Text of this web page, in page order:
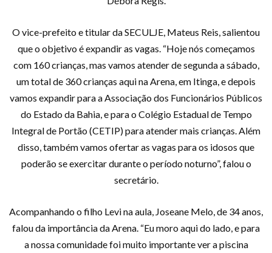
O vice-prefeito e titular da SECULJE, Mateus Reis, salientou
que o objetivo é expandir as vagas. “Hoje nós começamos
com 160 crianças, mas vamos atender de segunda a sábado,
um total de 360 crianças aqui na Arena, em Itinga, e depois
vamos expandir para a Associação dos Funcionários Públicos
do Estado da Bahia, e para o Colégio Estadual de Tempo
Integral de Portão (CETIP) para atender mais crianças. Além
disso, também vamos ofertar as vagas para os idosos que
poderão se exercitar durante o período noturno”, falou o
secretário.
Acompanhando o filho Levi na aula, Joseane Melo, de 34 anos,
falou da importância da Arena. “Eu moro aqui do lado, e para
a nossa comunidade foi muito importante ver a piscina